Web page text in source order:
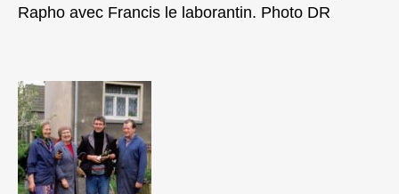
Rapho avec Francis le laborantin. Photo DR